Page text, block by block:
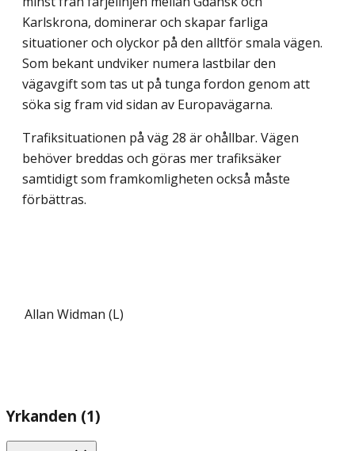
Karlskrona, dominerar och skapar farliga
situationer och olyckor på den alltför smala vägen.
Som bekant undviker numera lastbilar den
vägavgift som tas ut på tunga fordon genom att
söka sig fram vid sidan av Europavägarna.
Trafiksituationen på väg 28 är ohållbar. Vägen
behöver breddas och göras mer trafiksäker
samtidigt som framkomligheten också måste
förbättras.
Allan Widman (L)
Yrkanden (1)